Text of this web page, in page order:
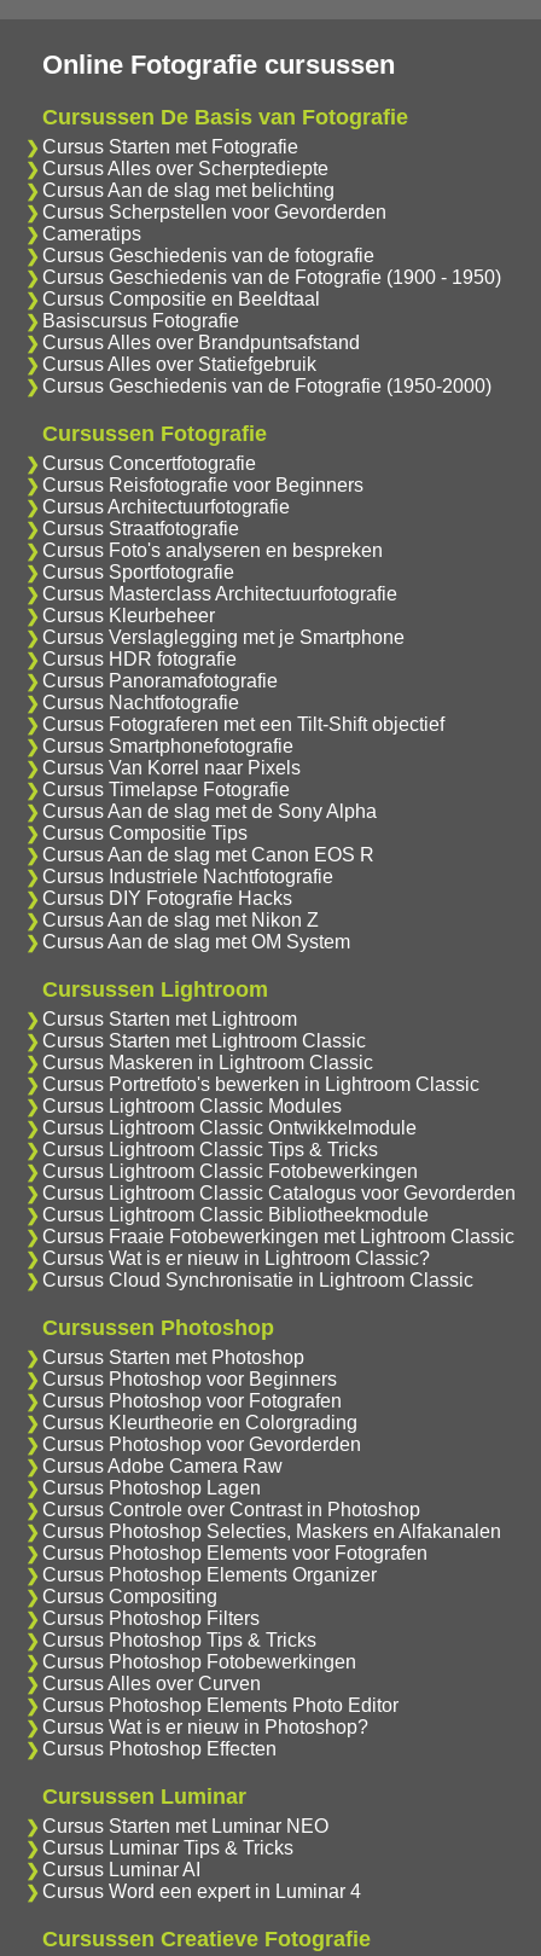
Online Fotografie cursussen
Cursussen De Basis van Fotografie
Cursus Starten met Fotografie
Cursus Alles over Scherptediepte
Cursus Aan de slag met belichting
Cursus Scherpstellen voor Gevorderden
Cameratips
Cursus Geschiedenis van de fotografie
Cursus Geschiedenis van de Fotografie (1900 - 1950)
Cursus Compositie en Beeldtaal
Basiscursus Fotografie
Cursus Alles over Brandpuntsafstand
Cursus Alles over Statiefgebruik
Cursus Geschiedenis van de Fotografie (1950-2000)
Cursussen Fotografie
Cursus Concertfotografie
Cursus Reisfotografie voor Beginners
Cursus Architectuurfotografie
Cursus Straatfotografie
Cursus Foto's analyseren en bespreken
Cursus Sportfotografie
Cursus Masterclass Architectuurfotografie
Cursus Kleurbeheer
Cursus Verslaglegging met je Smartphone
Cursus HDR fotografie
Cursus Panoramafotografie
Cursus Nachtfotografie
Cursus Fotograferen met een Tilt-Shift objectief
Cursus Smartphonefotografie
Cursus Van Korrel naar Pixels
Cursus Timelapse Fotografie
Cursus Aan de slag met de Sony Alpha
Cursus Compositie Tips
Cursus Aan de slag met Canon EOS R
Cursus Industriele Nachtfotografie
Cursus DIY Fotografie Hacks
Cursus Aan de slag met Nikon Z
Cursus Aan de slag met OM System
Cursussen Lightroom
Cursus Starten met Lightroom
Cursus Starten met Lightroom Classic
Cursus Maskeren in Lightroom Classic
Cursus Portretfoto's bewerken in Lightroom Classic
Cursus Lightroom Classic Modules
Cursus Lightroom Classic Ontwikkelmodule
Cursus Lightroom Classic Tips & Tricks
Cursus Lightroom Classic Fotobewerkingen
Cursus Lightroom Classic Catalogus voor Gevorderden
Cursus Lightroom Classic Bibliotheekmodule
Cursus Fraaie Fotobewerkingen met Lightroom Classic
Cursus Wat is er nieuw in Lightroom Classic?
Cursus Cloud Synchronisatie in Lightroom Classic
Cursussen Photoshop
Cursus Starten met Photoshop
Cursus Photoshop voor Beginners
Cursus Photoshop voor Fotografen
Cursus Kleurtheorie en Colorgrading
Cursus Photoshop voor Gevorderden
Cursus Adobe Camera Raw
Cursus Photoshop Lagen
Cursus Controle over Contrast in Photoshop
Cursus Photoshop Selecties, Maskers en Alfakanalen
Cursus Photoshop Elements voor Fotografen
Cursus Photoshop Elements Organizer
Cursus Compositing
Cursus Photoshop Filters
Cursus Photoshop Tips & Tricks
Cursus Photoshop Fotobewerkingen
Cursus Alles over Curven
Cursus Photoshop Elements Photo Editor
Cursus Wat is er nieuw in Photoshop?
Cursus Photoshop Effecten
Cursussen Luminar
Cursus Starten met Luminar NEO
Cursus Luminar Tips & Tricks
Cursus Luminar AI
Cursus Word een expert in Luminar 4
Cursussen Creatieve Fotografie